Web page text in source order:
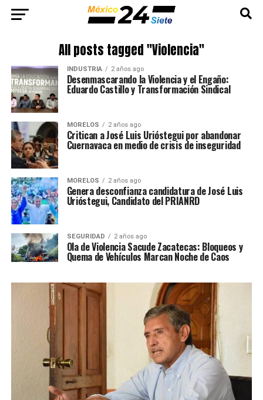
All posts tagged "Violencia"
INDUSTRIA 2 años ago
Desenmascarando la Violencia y el Engaño:
Eduardo Castillo y Transformación Sindical
MORELOS 2 años ago
Critican a José Luis Urióstegui por abandonar
Cuernavaca en medio de crisis de inseguridad
MORELOS 2 años ago
Genera desconfianza candidatura de José Luis
Urióstegui, Candidato del PRIANRD
SEGURIDAD 2 años ago
Ola de Violencia Sacude Zacatecas: Bloqueos y
Quema de Vehículos Marcan Noche de Caos